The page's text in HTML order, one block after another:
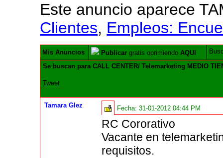
Este anuncio aparece
Clientes, Empleos:
Mis Anuncios Publicar gratis oprimiendoAQUI
Se buscan para CALL CENTER/ Telemarketing MEDIO
Tweet
Tamara Glez Fecha:31-01-2012 04:44 PM
RC Cororativo
Vacante en
requisitos.